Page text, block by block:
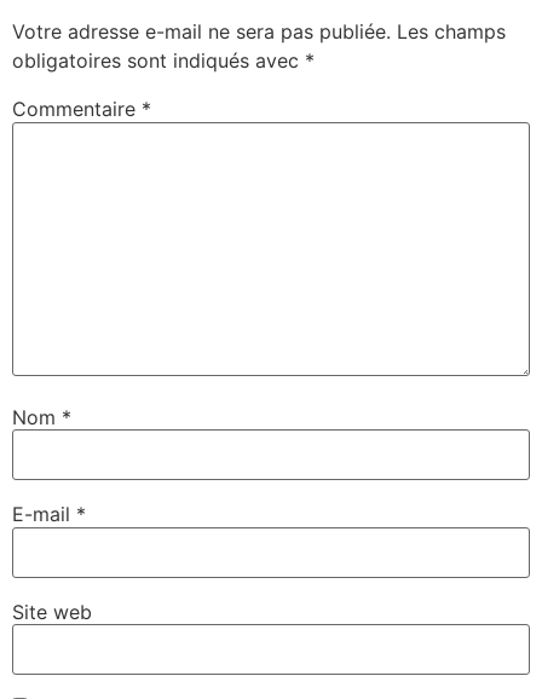
Votre adresse e-mail ne sera pas publiée. Les champs
obligatoires sont indiqués avec *
Commentaire *
Nom *
E-mail *
Site web